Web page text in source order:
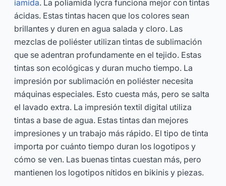
iamida. La poliamida lycra funciona mejor con tintas
ácidas. Estas tintas hacen que los colores sean
brillantes y duren en agua salada y cloro. Las
mezclas de poliéster utilizan tintas de sublimación
que se adentran profundamente en el tejido. Estas
tintas son ecológicas y duran mucho tiempo. La
impresión por sublimación en poliéster necesita
máquinas especiales. Esto cuesta más, pero se salta
el lavado extra. La impresión textil digital utiliza
tintas a base de agua. Estas tintas dan mejores
impresiones y un trabajo más rápido. El tipo de tinta
importa por cuánto tiempo duran los logotipos y
cómo se ven. Las buenas tintas cuestan más, pero
mantienen los logotipos nítidos en bikinis y piezas.